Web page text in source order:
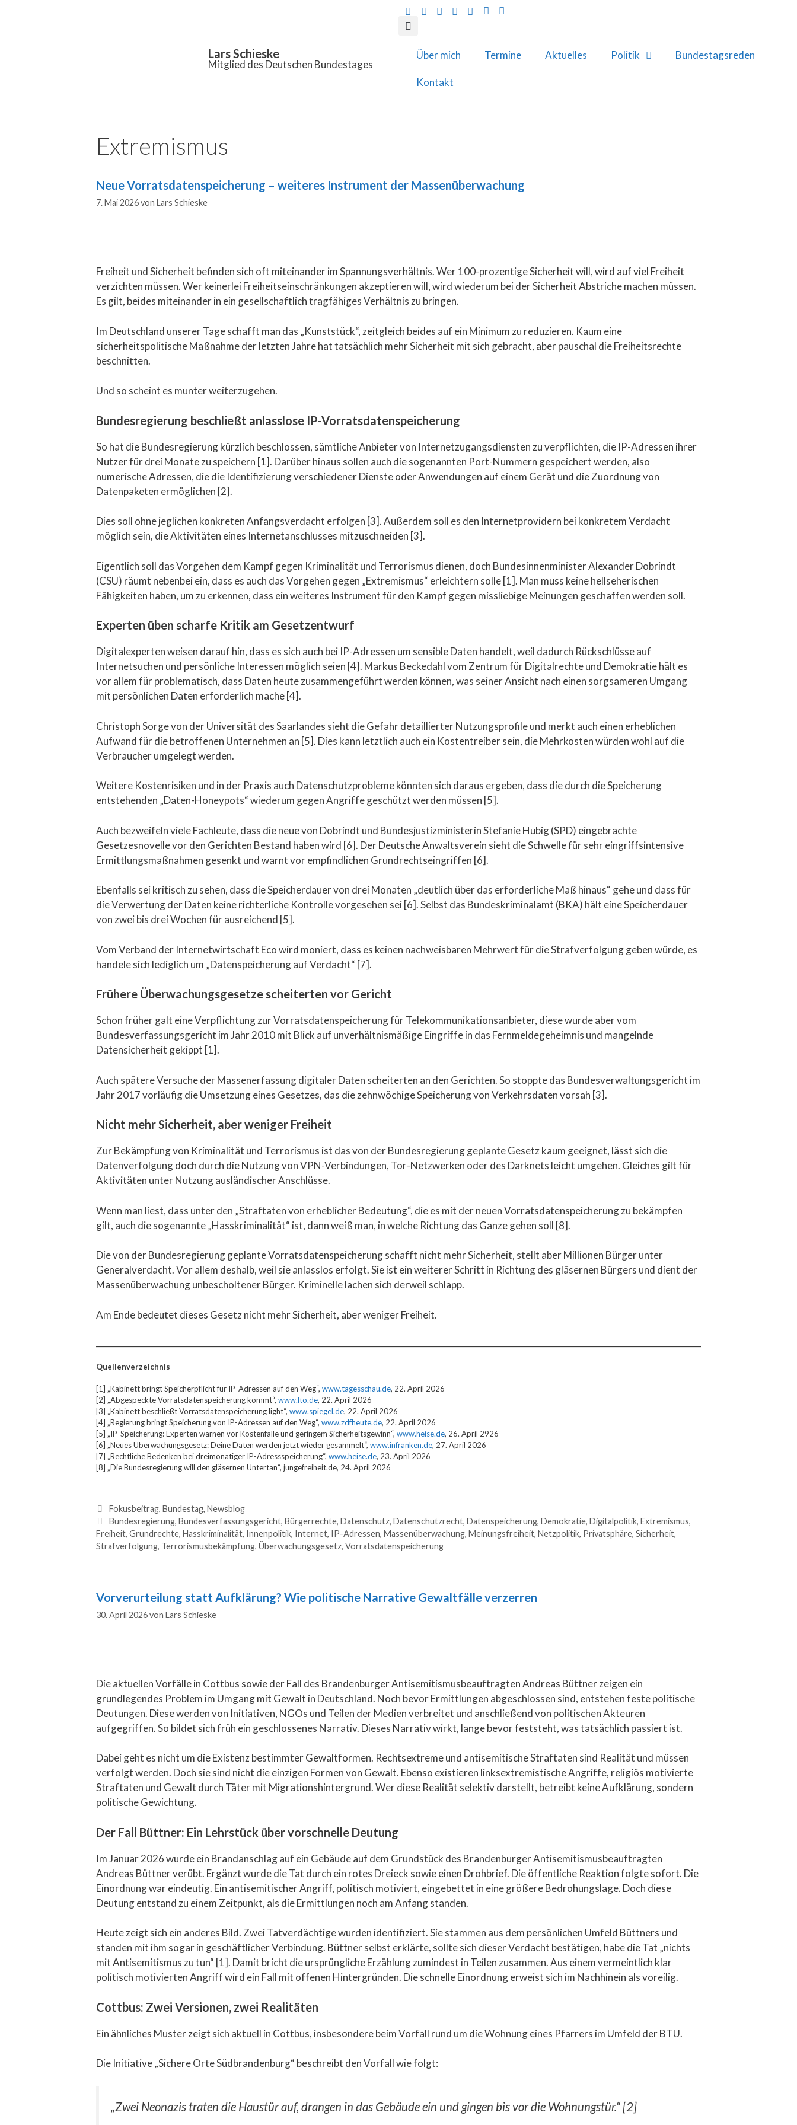
Lars Schieske
Mitglied des Deutschen Bundestages
Über mich Termine Aktuelles Politik Bundestagsreden
Kontakt
Extremismus
Neue Vorratsdatenspeicherung – weiteres Instrument der Massenüberwachung
7. Mai 2026von Lars Schieske
Freiheit und Sicherheit befinden sich oft miteinander im Spannungsverhältnis. Wer 100-prozentige Sicherheit will, wird auf viel Freiheit
verzichten müssen. Wer keinerlei Freiheitseinschränkungen akzeptieren will, wird wiederum bei der Sicherheit Abstriche machen müssen.
Es gilt, beides miteinander in ein gesellschaftlich tragfähiges Verhältnis zu bringen.
Im Deutschland unserer Tage schafft man das „Kunststück“, zeitgleich beides auf ein Minimum zu reduzieren. Kaum eine
sicherheitspolitische Maßnahme der letzten Jahre hat tatsächlich mehr Sicherheit mit sich gebracht, aber pauschal die Freiheitsrechte
beschnitten.
Und so scheint es munter weiterzugehen.
Bundesregierung beschließt anlasslose IP-Vorratsdatenspeicherung
So hat die Bundesregierung kürzlich beschlossen, sämtliche Anbieter von Internetzugangsdiensten zu verpflichten, die IP-Adressen ihrer
Nutzer für drei Monate zu speichern [1]. Darüber hinaus sollen auch die sogenannten Port-Nummern gespeichert werden, also
numerische Adressen, die die Identifizierung verschiedener Dienste oder Anwendungen auf einem Gerät und die Zuordnung von
Datenpaketen ermöglichen [2].
Dies soll ohne jeglichen konkreten Anfangsverdacht erfolgen [3]. Außerdem soll es den Internetprovidern bei konkretem Verdacht
möglich sein, die Aktivitäten eines Internetanschlusses mitzuschneiden [3].
Eigentlich soll das Vorgehen dem Kampf gegen Kriminalität und Terrorismus dienen, doch Bundesinnenminister Alexander Dobrindt
(CSU) räumt nebenbei ein, dass es auch das Vorgehen gegen „Extremismus“ erleichtern solle [1]. Man muss keine hellseherischen
Fähigkeiten haben, um zu erkennen, dass ein weiteres Instrument für den Kampf gegen missliebige Meinungen geschaffen werden soll.
Experten üben scharfe Kritik am Gesetzentwurf
Digitalexperten weisen darauf hin, dass es sich auch bei IP-Adressen um sensible Daten handelt, weil dadurch Rückschlüsse auf
Internetsuchen und persönliche Interessen möglich seien [4]. Markus Beckedahl vom Zentrum für Digitalrechte und Demokratie hält es
vor allem für problematisch, dass Daten heute zusammengeführt werden können, was seiner Ansicht nach einen sorgsameren Umgang
mit persönlichen Daten erforderlich mache [4].
Christoph Sorge von der Universität des Saarlandes sieht die Gefahr detaillierter Nutzungsprofile und merkt auch einen erheblichen
Aufwand für die betroffenen Unternehmen an [5]. Dies kann letztlich auch ein Kostentreiber sein, die Mehrkosten würden wohl auf die
Verbraucher umgelegt werden.
Weitere Kostenrisiken und in der Praxis auch Datenschutzprobleme könnten sich daraus ergeben, dass die durch die Speicherung
entstehenden „Daten-Honeypots“ wiederum gegen Angriffe geschützt werden müssen [5].
Auch bezweifeln viele Fachleute, dass die neue von Dobrindt und Bundesjustizministerin Stefanie Hubig (SPD) eingebrachte
Gesetzesnovelle vor den Gerichten Bestand haben wird [6]. Der Deutsche Anwaltsverein sieht die Schwelle für sehr eingriffsintensive
Ermittlungsmaßnahmen gesenkt und warnt vor empfindlichen Grundrechtseingriffen [6].
Ebenfalls sei kritisch zu sehen, dass die Speicherdauer von drei Monaten „deutlich über das erforderliche Maß hinaus“ gehe und dass für
die Verwertung der Daten keine richterliche Kontrolle vorgesehen sei [6]. Selbst das Bundeskriminalamt (BKA) hält eine Speicherdauer
von zwei bis drei Wochen für ausreichend [5].
Vom Verband der Internetwirtschaft Eco wird moniert, dass es keinen nachweisbaren Mehrwert für die Strafverfolgung geben würde, es
handele sich lediglich um „Datenspeicherung auf Verdacht“ [7].
Frühere Überwachungsgesetze scheiterten vor Gericht
Schon früher galt eine Verpflichtung zur Vorratsdatenspeicherung für Telekommunikationsanbieter, diese wurde aber vom
Bundesverfassungsgericht im Jahr 2010 mit Blick auf unverhältnismäßige Eingriffe in das Fernmeldegeheimnis und mangelnde
Datensicherheit gekippt [1].
Auch spätere Versuche der Massenerfassung digitaler Daten scheiterten an den Gerichten. So stoppte das Bundesverwaltungsgericht im
Jahr 2017 vorläufig die Umsetzung eines Gesetzes, das die zehnwöchige Speicherung von Verkehrsdaten vorsah [3].
Nicht mehr Sicherheit, aber weniger Freiheit
Zur Bekämpfung von Kriminalität und Terrorismus ist das von der Bundesregierung geplante Gesetz kaum geeignet, lässt sich die
Datenverfolgung doch durch die Nutzung von VPN-Verbindungen, Tor-Netzwerken oder des Darknets leicht umgehen. Gleiches gilt für
Aktivitäten unter Nutzung ausländischer Anschlüsse.
Wenn man liest, dass unter den „Straftaten von erheblicher Bedeutung“, die es mit der neuen Vorratsdatenspeicherung zu bekämpfen
gilt, auch die sogenannte „Hasskriminalität“ ist, dann weiß man, in welche Richtung das Ganze gehen soll [8].
Die von der Bundesregierung geplante Vorratsdatenspeicherung schafft nicht mehr Sicherheit, stellt aber Millionen Bürger unter
Generalverdacht. Vor allem deshalb, weil sie anlasslos erfolgt. Sie ist ein weiterer Schritt in Richtung des gläsernen Bürgers und dient der
Massenüberwachung unbescholtener Bürger. Kriminelle lachen sich derweil schlapp.
Am Ende bedeutet dieses Gesetz nicht mehr Sicherheit, aber weniger Freiheit.
Quellenverzeichnis
[1] „Kabinett bringt Speicherpflicht für IP-Adressen auf den Weg“, www.tagesschau.de, 22. April 2026
[2] „Abgespeckte Vorratsdatenspeicherung kommt“, www.lto.de, 22. April 2026
[3] „Kabinett beschließt Vorratsdatenspeicherung light“, www.spiegel.de, 22. April 2026
[4] „Regierung bringt Speicherung von IP-Adressen auf den Weg“, www.zdfheute.de, 22. April 2026
[5] „IP-Speicherung: Experten warnen vor Kostenfalle und geringem Sicherheitsgewinn“, www.heise.de, 26. April 2926
[6] „Neues Überwachungsgesetz: Deine Daten werden jetzt wieder gesammelt“, www.infranken.de, 27. April 2026
[7] „Rechtliche Bedenken bei dreimonatiger IP-Adressspeicherung“, www.heise.de, 23. April 2026
[8] „Die Bundesregierung will den gläsernen Untertan“, jungefreiheit.de, 24. April 2026
Fokusbeitrag, Bundestag, Newsblog
Bundesregierung, Bundesverfassungsgericht, Bürgerrechte, Datenschutz, Datenschutzrecht, Datenspeicherung, Demokratie, Digitalpolitik, Extremismus,
Freiheit, Grundrechte, Hasskriminalität, Innenpolitik, Internet, IP-Adressen, Massenüberwachung, Meinungsfreiheit, Netzpolitik, Privatsphäre, Sicherheit,
Strafverfolgung, Terrorismusbekämpfung, Überwachungsgesetz, Vorratsdatenspeicherung
Vorverurteilung statt Aufklärung? Wie politische Narrative Gewaltfälle verzerren
30. April 2026von Lars Schieske
Die aktuellen Vorfälle in Cottbus sowie der Fall des Brandenburger Antisemitismusbeauftragten Andreas Büttner zeigen ein
grundlegendes Problem im Umgang mit Gewalt in Deutschland. Noch bevor Ermittlungen abgeschlossen sind, entstehen feste politische
Deutungen. Diese werden von Initiativen, NGOs und Teilen der Medien verbreitet und anschließend von politischen Akteuren
aufgegriffen. So bildet sich früh ein geschlossenes Narrativ. Dieses Narrativ wirkt, lange bevor feststeht, was tatsächlich passiert ist.
Dabei geht es nicht um die Existenz bestimmter Gewaltformen. Rechtsextreme und antisemitische Straftaten sind Realität und müssen
verfolgt werden. Doch sie sind nicht die einzigen Formen von Gewalt. Ebenso existieren linksextremistische Angriffe, religiös motivierte
Straftaten und Gewalt durch Täter mit Migrationshintergrund. Wer diese Realität selektiv darstellt, betreibt keine Aufklärung, sondern
politische Gewichtung.
Der Fall Büttner: Ein Lehrstück über vorschnelle Deutung
Im Januar 2026 wurde ein Brandanschlag auf ein Gebäude auf dem Grundstück des Brandenburger Antisemitismusbeauftragten
Andreas Büttner verübt. Ergänzt wurde die Tat durch ein rotes Dreieck sowie einen Drohbrief. Die öffentliche Reaktion folgte sofort. Die
Einordnung war eindeutig. Ein antisemitischer Angriff, politisch motiviert, eingebettet in eine größere Bedrohungslage. Doch diese
Deutung entstand zu einem Zeitpunkt, als die Ermittlungen noch am Anfang standen.
Heute zeigt sich ein anderes Bild. Zwei Tatverdächtige wurden identifiziert. Sie stammen aus dem persönlichen Umfeld Büttners und
standen mit ihm sogar in geschäftlicher Verbindung. Büttner selbst erklärte, sollte sich dieser Verdacht bestätigen, habe die Tat „nichts
mit Antisemitismus zu tun“ [1]. Damit bricht die ursprüngliche Erzählung zumindest in Teilen zusammen. Aus einem vermeintlich klar
politisch motivierten Angriff wird ein Fall mit offenen Hintergründen. Die schnelle Einordnung erweist sich im Nachhinein als voreilig.
Cottbus: Zwei Versionen, zwei Realitäten
Ein ähnliches Muster zeigt sich aktuell in Cottbus, insbesondere beim Vorfall rund um die Wohnung eines Pfarrers im Umfeld der BTU.
Die Initiative „Sichere Orte Südbrandenburg“ beschreibt den Vorfall wie folgt:
„Zwei Neonazis traten die Haustür auf, drangen in das Gebäude ein und gingen bis vor die Wohnungstür.“ [2]